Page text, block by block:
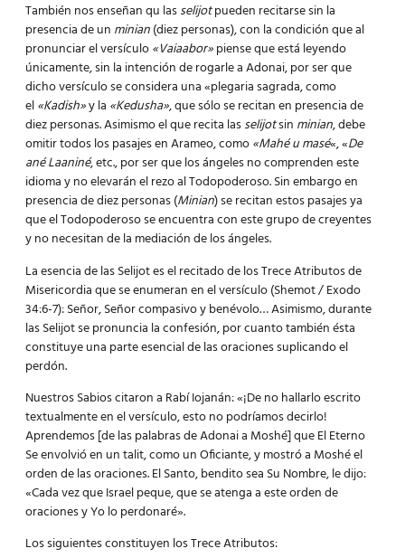
También nos enseñan qu lasselijotpueden recitarse sin la
presencia de un minian(diez personas), con la condición que al
pronunciar el versículo«Vaiaabor»piense que está leyendo
únicamente, sin la intención de rogarle a Adonai, por ser que
dicho versículo se considera una «plegaria sagrada, como
el«Kadish»y la «Kedusha», que sólo se recitan en presencia de
diez personas. Asimismo el que recita lasselijotsin minian, debe
omitir todos los pasajes en Arameo, como«Mahé u masé«, «De
ané Laaniné, etc., por ser que los ángeles no comprenden este
idioma y no elevarán el rezo al Todopoderoso. Sin embargo en
presencia de diez personas (Minian) se recitan estos pasajes ya
que el Todopoderoso se encuentra con este grupo de creyentes
y no necesitan de la mediación de los ángeles.
La esencia de las Selijot es el recitado de los Trece Atributos de
Misericordia que se enumeran en el versículo (Shemot / Exodo
34:6-7): Señor, Señor compasivo y benévolo… Asimismo, durante
las Selijot se pronuncia la confesión, por cuanto también ésta
constituye una parte esencial de las oraciones suplicando el
perdón.
Nuestros Sabios citaron a Rabí Iojanán: «¡De no hallarlo escrito
textualmente en el versículo, esto no podríamos decirlo!
Aprendemos [de las palabras de Adonai a Moshé] que El Eterno
Se envolvió en un talit, como un Oficiante, y mostró a Moshé el
orden de las oraciones. El Santo, bendito sea Su Nombre, le dijo:
«Cada vez que Israel peque, que se atenga a este orden de
oraciones y Yo lo perdonaré».
Los siguientes constituyen los Trece Atributos: